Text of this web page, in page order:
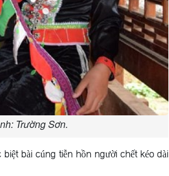
Trường Sơn.
bài cúng tiễn hồn người chết kéo dài